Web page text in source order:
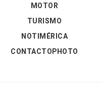
MOTOR
TURISMO
NOTIMÉRICA
CONTACTOPHOTO